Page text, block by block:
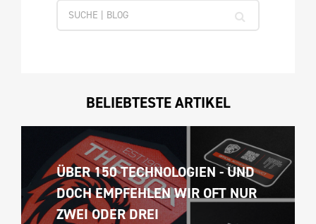
BELIEBTESTE ARTIKEL
ÜBER 150 TECHNOLOGIEN - UND
DOCH EMPFEHLEN WIR OFT NUR
ZWEI ODER DREI